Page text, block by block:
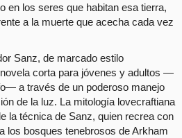
en los seres que habitan esa tierra,
a la muerte que acecha cada vez
Sanz, de marcado estilo
corta para jóvenes y adultos —
a través de un poderoso manejo
de la luz. La mitología lovecraftiana
la técnica de Sanz, quien recrea con
los bosques tenebrosos de Arkham